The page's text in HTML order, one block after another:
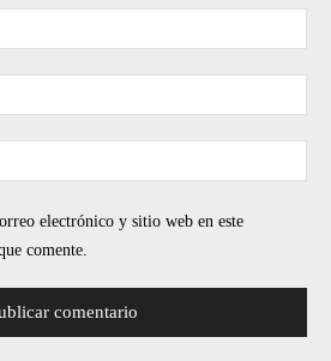
electrónico y sitio web en este
comente.